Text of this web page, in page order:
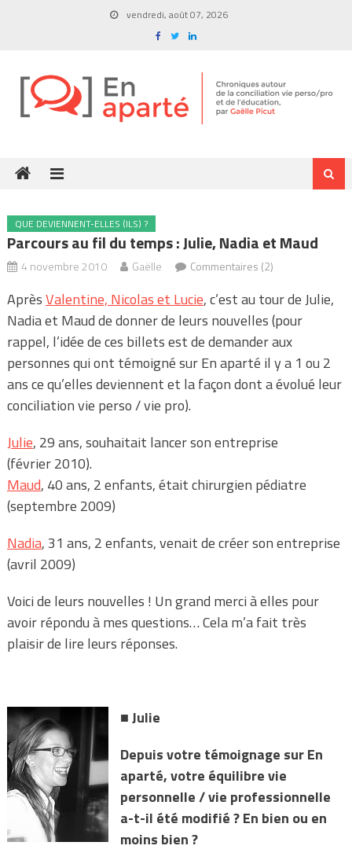
vendredi, août 07, 2026
QUE DEVIENNENT-ELLES (ILS) ?
Parcours au fil du temps : Julie, Nadia et Maud
4 novembre 2010 Gaëlle Commentaires (2)
AprèsValentine, Nicolas et Lucie, c’est au tour de Julie,
Nadia et Maud de donner de leurs nouvelles (pour
rappel, l’idée de ces billets est de demander aux
personnes qui ont témoigné sur En aparté il y a 1 ou 2
ans ce qu’elles deviennent et la façon dont a évolué leur
conciliation vie perso / vie pro).
Julie, 29 ans, souhaitait lancer son entreprise
(février 2010).
Maud, 40 ans, 2 enfants, était chirurgien pédiatre
(septembre 2009)
Nadia, 31 ans, 2 enfants, venait de créer son entreprise
(avril 2009)
Voici de leurs nouvelles ! Un grand merci à elles pour
avoir répondu à mes questions… Cela m’a fait très
plaisir de lire leurs réponses.
■Julie
Depuis votre témoignage sur En
aparté, votre équilibre vie
personnelle / vie professionnelle
a-t-il été modifié ? En bien ou en
moins bien ?